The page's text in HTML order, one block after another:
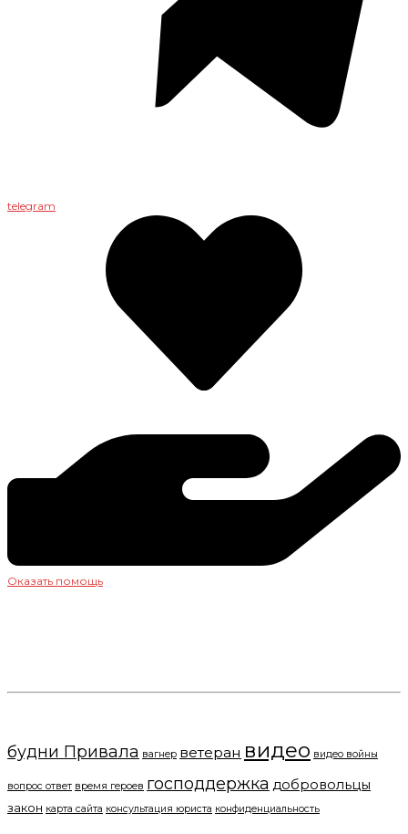
telegram
Оказать помощь
будни Привала вагнер ветеран видео видео войны
вопрос ответ время героев господдержка добровольцы
закон карта сайта консультация юриста конфиденциальность